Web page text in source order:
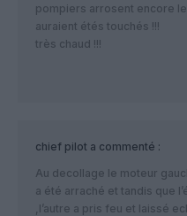
pompiers arrosent encore
auraient étés touchés !!!
très chaud !!!
chief pilot a commenté :
Au decollage le moteur
a été arraché et tandis que
,l’autre a pris feu et laissé